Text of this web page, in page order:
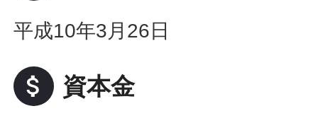
平成10年3月26日
attach_money 資本金